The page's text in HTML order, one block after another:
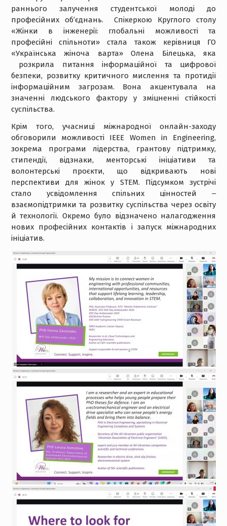
раннього залучення студентської молоді до
професійних об’єднань. Спікеркою Круглого столу
«Жінки в інженерії: глобальні можливості та
професійні спільноти» стала також керівниця ГО
«Українська жіноча варта» Олена Білецька, яка
розкрила питання інформаційної та цифрової
безпеки, розвитку критичного мислення та протидії
інформаційним загрозам. Вона акцентувала на
значенні людського фактору у зміцненні стійкості
суспільства.
Крім того, учасниці міжнародної онлайн-заходу
обговорили можливості IEEE Women in Engineering,
зокрема програми лідерства, грантову підтримку,
стипендії, відзнаки, менторські ініціативи та
волонтерські проєкти, що відкривають нові
перспективи для жінок у STEM. Підсумком зустрічі
стало усвідомлення спільних цінностей ‒
взаємопідтримки та розвитку суспільства через освіту
й технології. Окремо було відзначено налагодження
нових професійних контактів і запуск міжнародних
ініціатив.